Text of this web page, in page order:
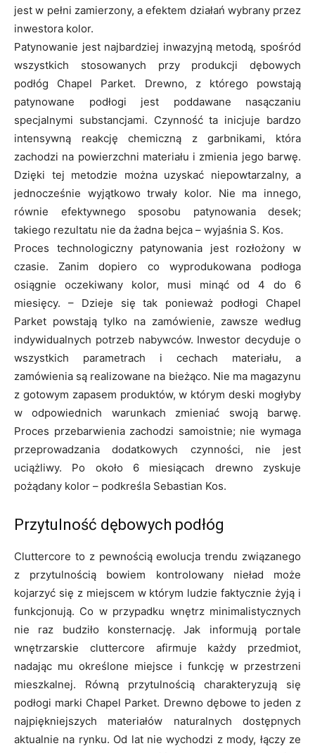
jest w pełni zamierzony, a efektem działań wybrany przez
inwestora kolor.
Patynowanie jest najbardziej inwazyjną metodą, spośród
wszystkich stosowanych przy produkcji dębowych
podłóg Chapel Parket. Drewno, z którego powstają
patynowane podłogi jest poddawane nasączaniu
specjalnymi substancjami. Czynność ta inicjuje bardzo
intensywną reakcję chemiczną z garbnikami, która
zachodzi na powierzchni materiału i zmienia jego barwę.
Dzięki tej metodzie można uzyskać niepowtarzalny, a
jednocześnie wyjątkowo trwały kolor. Nie ma innego,
równie efektywnego sposobu patynowania desek;
takiego rezultatu nie da żadna bejca – wyjaśnia S. Kos.
Proces technologiczny patynowania jest rozłożony w
czasie. Zanim dopiero co wyprodukowana podłoga
osiągnie oczekiwany kolor, musi minąć od 4 do 6
miesięcy. – Dzieje się tak ponieważ podłogi Chapel
Parket powstają tylko na zamówienie, zawsze według
indywidualnych potrzeb nabywców. Inwestor decyduje o
wszystkich parametrach i cechach materiału, a
zamówienia są realizowane na bieżąco. Nie ma magazynu
z gotowym zapasem produktów, w którym deski mogłyby
w odpowiednich warunkach zmieniać swoją barwę.
Proces przebarwienia zachodzi samoistnie; nie wymaga
przeprowadzania dodatkowych czynności, nie jest
uciążliwy. Po około 6 miesiącach drewno zyskuje
pożądany kolor – podkreśla Sebastian Kos.
Przytulność dębowych podłóg
Cluttercore to z pewnością ewolucja trendu związanego
z przytulnością bowiem kontrolowany nieład może
kojarzyć się z miejscem w którym ludzie faktycznie żyją i
funkcjonują. Co w przypadku wnętrz minimalistycznych
nie raz budziło konsternację. Jak informują portale
wnętrzarskie cluttercore afirmuje każdy przedmiot,
nadając mu określone miejsce i funkcję w przestrzeni
mieszkalnej. Równą przytulnością charakteryzują się
podłogi marki Chapel Parket. Drewno dębowe to jeden z
najpiękniejszych materiałów naturalnych dostępnych
aktualnie na rynku. Od lat nie wychodzi z mody, łączy ze